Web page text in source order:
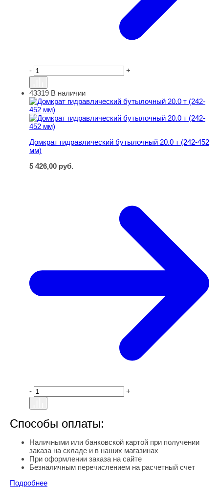
- +
Домкрат гидравлический бутылочный 20.0 т (242-452
43319 В наличии
Домкрат гидравлический бутылочный 20.0 т (242-452
мм)
5 426,00 руб.
- +
Способы оплаты:
Наличными или банковской картой при получении
заказа на складе и в наших магазинах
При оформлении заказа на сайте
Безналичным перечислением на расчетный счет
Подробнее